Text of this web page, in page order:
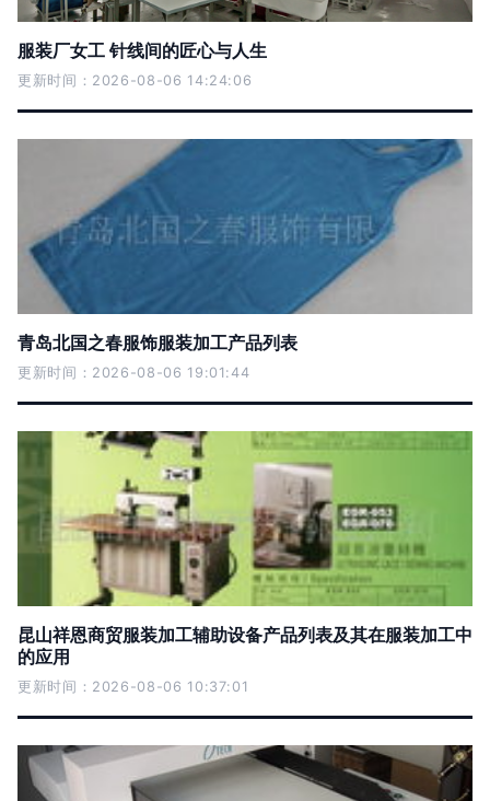
服装厂女工 针线间的匠心与人生
更新时间：2026-08-06 14:24:06
青岛北国之春服饰服装加工产品列表
更新时间：2026-08-06 19:01:44
昆山祥恩商贸服装加工辅助设备产品列表及其在服装加工中
的应用
更新时间：2026-08-06 10:37:01